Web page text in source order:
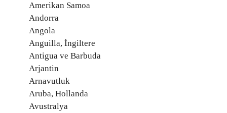
Amerikan Samoa
Andorra
Angola
Anguilla, İngiltere
Antigua ve Barbuda
Arjantin
Arnavutluk
Aruba, Hollanda
Avustralya